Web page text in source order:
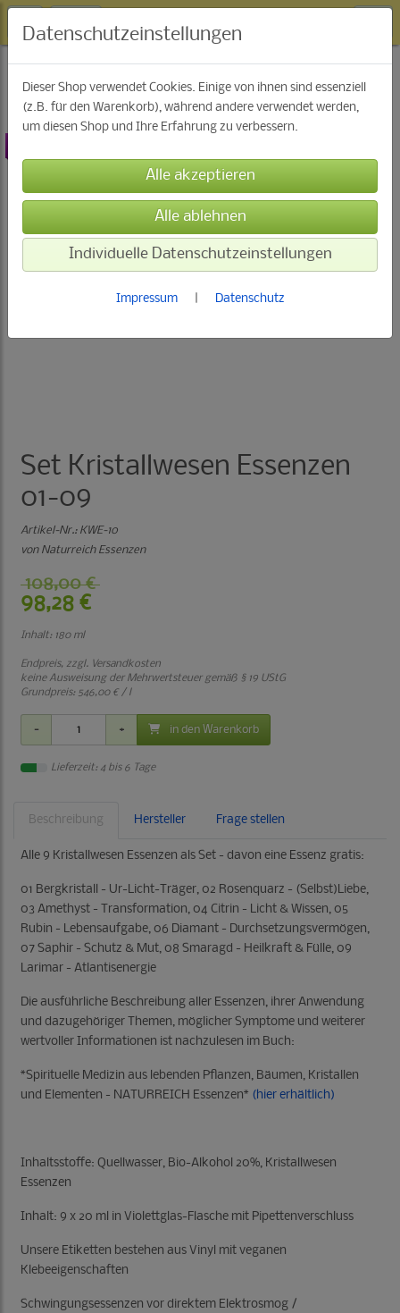
Kristallwesen Essenzen
Set Kristallwesen Essenzen
01-09
Artikel-Nr.: KWE-10
von Naturreich Essenzen
108,00 €
98,28 €
Inhalt: 180 ml
Endpreis, zzgl. Versandkosten
keine Ausweisung der Mehrwertsteuer gemäß § 19 UStG
Grundpreis: 546,00 € / l
in den Warenkorb
Lieferzeit: 4 bis 6 Tage
Beschreibung Hersteller Frage stellen
Alle 9 Kristallwesen Essenzen als Set - davon eine Essenz gratis:
01 Bergkristall - Ur-Licht-Träger, 02 Rosenquarz - (Selbst)Liebe,
03 Amethyst - Transformation, 04 Citrin - Licht & Wissen, 05
Rubin - Lebensaufgabe, 06 Diamant - Durchsetzungsvermögen,
07 Saphir - Schutz & Mut, 08 Smaragd - Heilkraft & Fülle, 09
Larimar - Atlantisenergie
Die ausführliche Beschreibung aller Essenzen, ihrer Anwendung
und dazugehöriger Themen, möglicher Symptome und weiterer
wertvoller Informationen ist nachzulesen im Buch:
*Spirituelle Medizin aus lebenden Pflanzen, Bäumen, Kristallen
und Elementen - NATURREICH Essenzen* (hier erhältlich)
Inhaltsstoffe: Quellwasser, Bio-Alkohol 20%, Kristallwesen
Essenzen
Inhalt: 9 x 20 ml in Violettglas-Flasche mit Pipettenverschluss
Unsere Etiketten bestehen aus Vinyl mit veganen
Klebeeigenschaften
Schwingungsessenzen vor direktem Elektrosmog /
Datenschutzeinstellungen
Dieser Shop verwendet Cookies. Einige von ihnen sind essenziell
(z.B. für den Warenkorb), während andere verwendet werden,
um diesen Shop und Ihre Erfahrung zu verbessern.
Individuelle Datenschutzeinstellungen
Impressum | Datenschutz